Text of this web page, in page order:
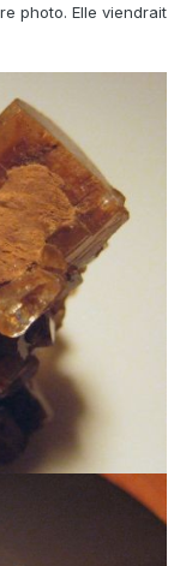
photo. Elle viendrait